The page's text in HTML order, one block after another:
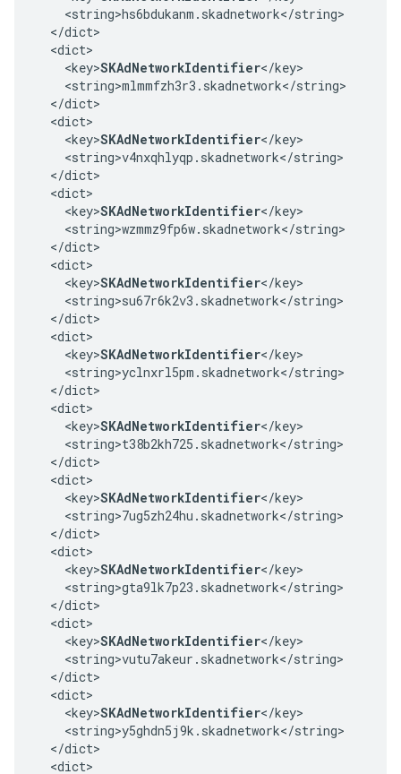
    <string>hs6bdukanm.skadnetwork</string>
  </dict>
  <dict>
    <key>
SKAdNetworkIdentifier</key>
    <string>mlmmfzh3r3.skadnetwork</string>
  </dict>
  <dict>
    <key>
SKAdNetworkIdentifier</key>
    <string>v4nxqhlyqp.skadnetwork</string>
  </dict>
  <dict>
    <key>
SKAdNetworkIdentifier</key>
    <string>wzmmz9fp6w.skadnetwork</string>
  </dict>
  <dict>
    <key>
SKAdNetworkIdentifier</key>
    <string>su67r6k2v3.skadnetwork</string>
  </dict>
  <dict>
    <key>
SKAdNetworkIdentifier</key>
    <string>yclnxrl5pm.skadnetwork</string>
  </dict>
  <dict>
    <key>
SKAdNetworkIdentifier</key>
    <string>t38b2kh725.skadnetwork</string>
  </dict>
  <dict>
    <key>
SKAdNetworkIdentifier</key>
    <string>7ug5zh24hu.skadnetwork</string>
  </dict>
  <dict>
    <key>
SKAdNetworkIdentifier</key>
    <string>gta9lk7p23.skadnetwork</string>
  </dict>
  <dict>
    <key>
SKAdNetworkIdentifier</key>
    <string>vutu7akeur.skadnetwork</string>
  </dict>
  <dict>
    <key>
SKAdNetworkIdentifier</key>
    <string>y5ghdn5j9k.skadnetwork</string>
  </dict>
  <dict>